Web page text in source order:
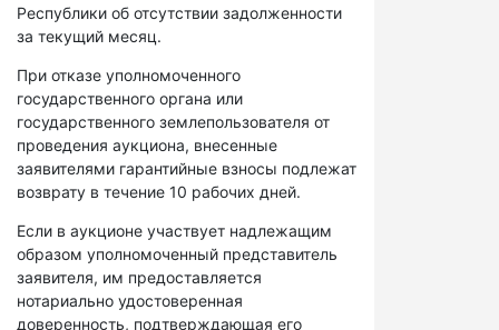
Республики об отсутствии задолженности
за текущий месяц.
При отказе уполномоченного
государственного органа или
государственного землепользователя от
проведения аукциона, внесенные
заявителями гарантийные взносы подлежат
возврату в течение 10 рабочих дней.
Если в аукционе участвует надлежащим
образом уполномоченный представитель
заявителя, им предоставляется
нотариально удостоверенная
доверенность, подтверждающая его